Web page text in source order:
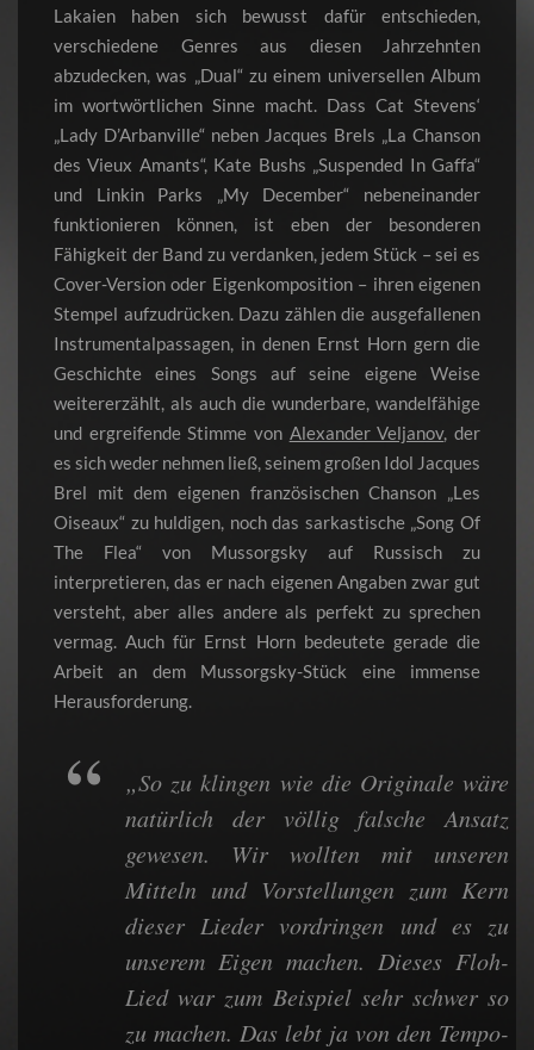
Lakaien haben sich bewusst dafür entschieden,
verschiedene Genres aus diesen Jahrzehnten
abzudecken, was „Dual“ zu einem universellen Album
im wortwörtlichen Sinne macht. Dass Cat Stevens‘
„Lady D’Arbanville“ neben Jacques Brels „La Chanson
des Vieux Amants“, Kate Bushs „Suspended In Gaffa“
und Linkin Parks „My December“ nebeneinander
funktionieren können, ist eben der besonderen
Fähigkeit der Band zu verdanken, jedem Stück – sei es
Cover-Version oder Eigenkomposition – ihren eigenen
Stempel aufzudrücken. Dazu zählen die ausgefallenen
Instrumentalpassagen, in denen Ernst Horn gern die
Geschichte eines Songs auf seine eigene Weise
weitererzählt, als auch die wunderbare, wandelfähige
und ergreifende Stimme von Alexander Veljanov, der
es sich weder nehmen ließ, seinem großen Idol Jacques
Brel mit dem eigenen französischen Chanson „Les
Oiseaux“ zu huldigen, noch das sarkastische „Song Of
The Flea“ von Mussorgsky auf Russisch zu
interpretieren, das er nach eigenen Angaben zwar gut
versteht, aber alles andere als perfekt zu sprechen
vermag. Auch für Ernst Horn bedeutete gerade die
Arbeit an dem Mussorgsky-Stück eine immense
Herausforderung.
„So zu klingen wie die Originale wäre
natürlich der völlig falsche Ansatz
gewesen. Wir wollten mit unseren
Mitteln und Vorstellungen zum Kern
dieser Lieder vordringen und es zu
unserem Eigen machen. Dieses Floh-
Lied war zum Beispiel sehr schwer so
zu machen. Das lebt ja von den Tempo-